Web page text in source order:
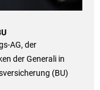
AG, der
der Generali in
(BU)